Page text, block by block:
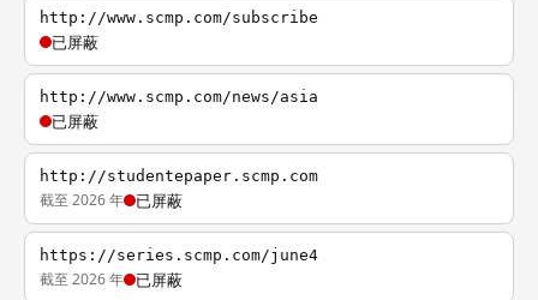
http://www.scmp.com/subscribe
已屏蔽
http://www.scmp.com/news/asia
已屏蔽
http://studentepaper.scmp.com
截至 2026 年 已屏蔽
https://series.scmp.com/june4
截至 2026 年 已屏蔽